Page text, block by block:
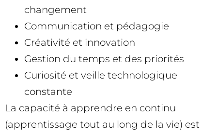
changement
Communication et pédagogie
Créativité et innovation
Gestion du temps et des priorités
Curiosité et veille technologique
constante
La capacité à apprendre en continu
(apprentissage tout au long de la vie) est